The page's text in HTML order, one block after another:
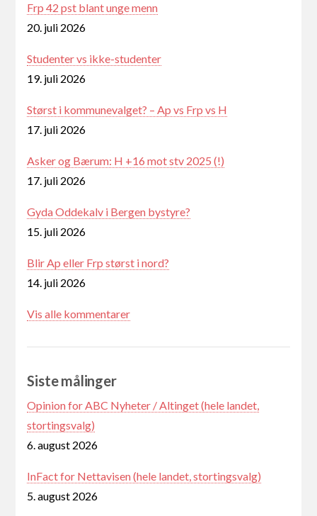
Frp 42 pst blant unge menn
20. juli 2026
Studenter vs ikke-studenter
19. juli 2026
Størst i kommunevalget? – Ap vs Frp vs H
17. juli 2026
Asker og Bærum: H +16 mot stv 2025 (!)
17. juli 2026
Gyda Oddekalv i Bergen bystyre?
15. juli 2026
Blir Ap eller Frp størst i nord?
14. juli 2026
Vis alle kommentarer
Siste målinger
Opinion for ABC Nyheter / Altinget (hele landet,
stortingsvalg)
6. august 2026
InFact for Nettavisen (hele landet, stortingsvalg)
5. august 2026